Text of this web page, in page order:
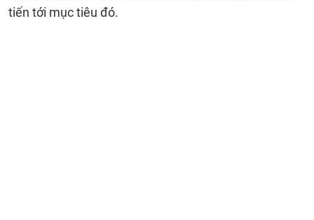
tiến tới mục tiêu đó.